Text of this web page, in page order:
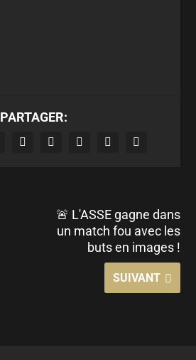
PARTAGER:
🚨 L'ASSE gagne dans
un match fou avec les
buts en images !
SUIVANT